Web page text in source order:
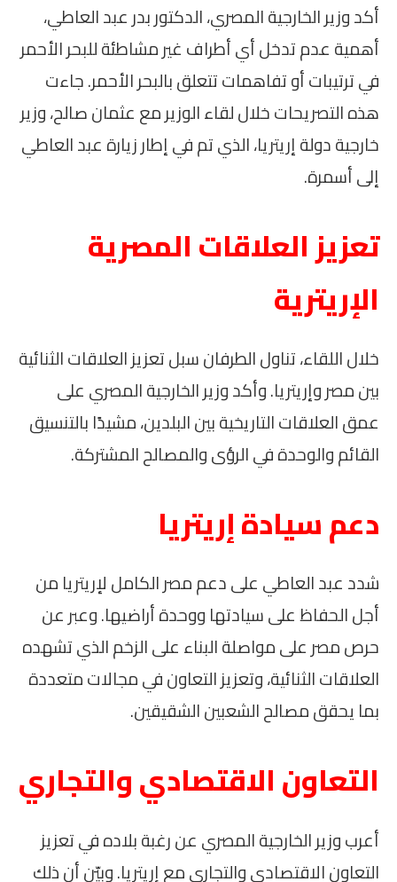
أكد وزير الخارجية المصري، الدكتور بدر عبد العاطي،
أهمية عدم تدخل أي أطراف غير مشاطئة للبحر الأحمر
في ترتيبات أو تفاهمات تتعلق بالبحر الأحمر. جاءت
هذه التصريحات خلال لقاء الوزير مع عثمان صالح، وزير
خارجية دولة إريتريا، الذي تم في إطار زيارة عبد العاطي
إلى أسمرة.
تعزيز العلاقات المصرية
الإريترية
خلال اللقاء، تناول الطرفان سبل تعزيز العلاقات الثنائية
بين مصر وإريتريا. وأكد وزير الخارجية المصري على
عمق العلاقات التاريخية بين البلدين، مشيدًا بالتنسيق
القائم والوحدة في الرؤى والمصالح المشتركة.
دعم سيادة إريتريا
شدد عبد العاطي على دعم مصر الكامل لإريتريا من
أجل الحفاظ على سيادتها ووحدة أراضيها. وعبر عن
حرص مصر على مواصلة البناء على الزخم الذي تشهده
العلاقات الثنائية، وتعزيز التعاون في مجالات متعددة
بما يحقق مصالح الشعبين الشقيقين.
التعاون الاقتصادي والتجاري
أعرب وزير الخارجية المصري عن رغبة بلاده في تعزيز
التعاون الاقتصادي والتجاري مع إريتريا. وبيّن أن ذلك